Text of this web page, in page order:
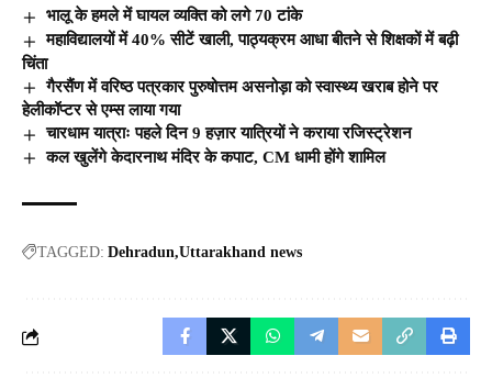
भालू के हमले में घायल व्यक्ति को लगे 70 टांके
महाविद्यालयों में 40% सीटें खाली, पाठ्यक्रम आधा बीतने से शिक्षकों में बढ़ी
चिंता
गैरसैंण में वरिष्ठ पत्रकार पुरुषोत्तम असनोड़ा को स्वास्थ्य खराब होने पर
हेलीकॉप्टर से एम्स लाया गया
चारधाम यात्राः पहले दिन 9 हज़ार यात्रियों ने कराया रजिस्ट्रेशन
कल खुलेंगे केदारनाथ मंदिर के कपाट, CM धामी होंगे शामिल
TAGGED: Dehradun Uttarakhand news